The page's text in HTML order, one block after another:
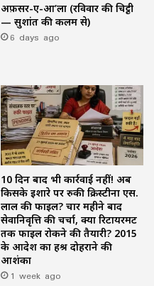
अफ़सर-ए-आ’ला (रविवार की चिट्ठी
— सुशांत की कलम से)
6 days ago
10 दिन बाद भी कार्रवाई नहीं! अब
किसके इशारे पर रुकी क्रिस्टीना एस.
लाल की फाइल? चार महीने बाद
सेवानिवृत्ति की चर्चा, क्या रिटायरमेंट
तक फाइल रोकने की तैयारी? 2015
के आदेश का हश्र दोहराने की
आशंका
1 week ago